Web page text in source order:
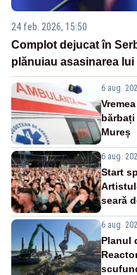
24 feb. 2026, 15:50
Complot dejucat în
plănuiau asasinarea lui
6 aug.
Mureș
6 aug.
Start
seară
6 aug.
Planul